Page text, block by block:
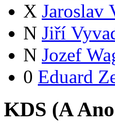
X Jaroslav
N Jiří
N Jozef
0 Eduard
KDS (A